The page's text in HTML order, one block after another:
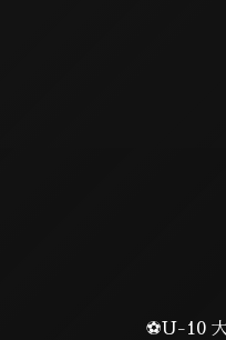
⚽U-10